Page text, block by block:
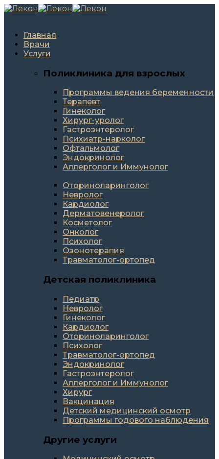
Главная
Врачи
Услуги
Поликлиника для взрослых
Программы ведения беременности
Терапевт
Гинеколог
Хирург-уролог
Гастроэнтеролог
Психиатр-нарколог
Офтальмолог
Эндокринолог
Аллерголог и Иммунолог
Оториноларинголог
Невролог
Кардиолог
Дерматовенеролог
Косметолог
Онколог
Психолог
Озонотерапия
Травматолог-ортопед
Детская поликлиника
Педиатр
Невролог
Гинеколог
Кардиолог
Оториноларинголог
Психолог
Травматолог-ортопед
Эндокринолог
Гастроэнтеролог
Аллерголог и Иммунолог
Хирург
Вакцинация
Детский медицинский осмотр
Программы годового наблюдения
Другие услуги